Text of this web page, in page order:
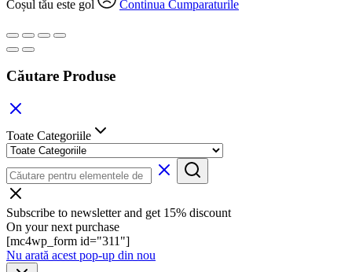
Coșul tău este gol Continua Cumparaturile
Căutare Produse
Toate Categoriile
Subscribe to newsletter and get 15% discount
On your next purchase
[mc4wp_form id="311"]
Nu arată acest pop-up din nou